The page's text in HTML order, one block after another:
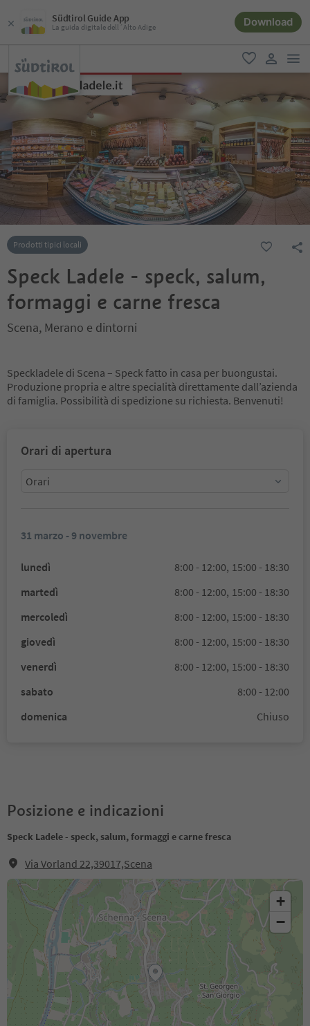
Südtirol Guide App
La guida digitale dell´Alto Adige Download
favoriti
user link
Prodotti tipici locali
Speck Ladele - speck, salum,
formaggi e carne fresca
Scena, Merano e dintorni
Speckladele di Scena – Speck fatto in casa per buongustai.
Produzione propria e altre specialità direttamente dall’azienda
di famiglia. Possibilità di spedizione su richiesta. Benvenuti!
Orari di apertura
Orari
31 marzo - 9 novembre
lunedì 8:00 - 12:00, 15:00 - 18:30
martedì
8:00 - 12:00, 15:00 - 18:30
mercoledì
8:00 - 12:00, 15:00 - 18:30
giovedì
8:00 - 12:00, 15:00 - 18:30
venerdì
8:00 - 12:00, 15:00 - 18:30
sabato
8:00 - 12:00
domenica
Chiuso
Posizione e indicazioni
Speck Ladele - speck, salum, formaggi e carne fresca
Via Vorland 22,39017,Scena
+
−